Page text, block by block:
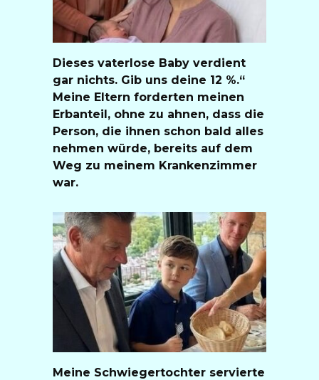
Dieses vaterlose Baby verdient
gar nichts. Gib uns deine 12 %.“
Meine Eltern forderten meinen
Erbanteil, ohne zu ahnen, dass die
Person, die ihnen schon bald alles
nehmen würde, bereits auf dem
Weg zu meinem Krankenzimmer
war.
Meine Schwiegertochter servierte